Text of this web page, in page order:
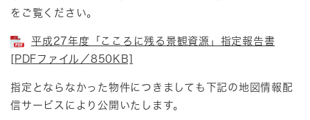
をご覧ください。
平成27年度「こころに残る景観資源」指定報告書
[PDFファイル／850KB]
指定とならなかった物件につきましても下記の地図情報配
信サービスにより公開いたします。